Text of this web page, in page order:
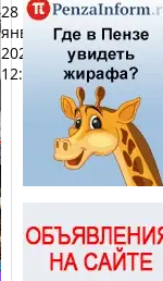
28
января
2026,
12:29